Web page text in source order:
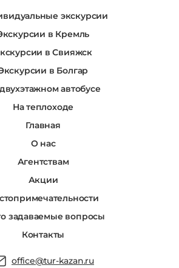
экскурсии
в Кремль
в Свияжск
в Болгар
автобусе
На теплоходе
Главная
О нас
Агентствам
Акции
задаваемые вопросы
Контакты
office@tur-kazan.ru